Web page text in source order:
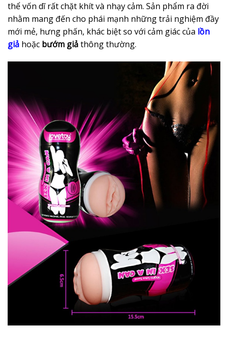
thể vốn dĩ rất chặt khít và nhạy cảm. Sản phẩm ra đời
nhằm mang đến cho phái mạnh những trải nghiệm đầy
mới mẻ, hưng phấn, khác biệt so với cảm giác của lồn
giả hoặc bướm giảthông thường.